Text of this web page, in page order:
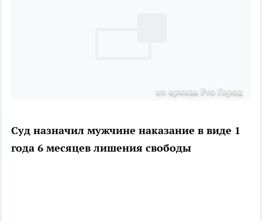
из архива Pro Город
Суд назначил мужчине наказание в виде 1
года 6 месяцев лишения свободы